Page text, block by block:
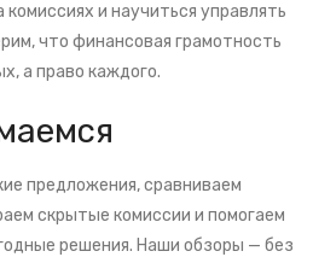
и научиться управлять
что финансовая грамотность
а право каждого.
предложения, сравниваем
скрытые комиссии и помогаем
решения. Наши обзоры — без